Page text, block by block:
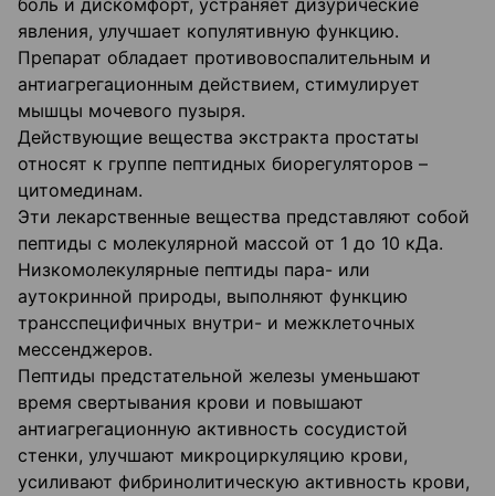
боль и дискомфорт, устраняет дизурические
явления, улучшает копулятивную функцию.
Препарат обладает противовоспалительным и
антиагрегационным действием, стимулирует
мышцы мочевого пузыря.
Действующие вещества экстракта простаты
относят к группе пептидных биорегуляторов –
цитомединам.
Эти лекарственные вещества представляют собой
пептиды с молекулярной массой от 1 до 10 кДа.
Низкомолекулярные пептиды пара- или
аутокринной природы, выполняют функцию
трансспецифичных внутри- и межклеточных
мессенджеров.
Пептиды предстательной железы уменьшают
время свертывания крови и повышают
антиагрегационную активность сосудистой
стенки, улучшают микроциркуляцию крови,
усиливают фибринолитическую активность крови,